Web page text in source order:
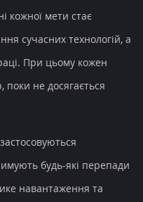
кожної мети стає
сучасних технологій, а
При цьому кожен
поки не досягається
будь-які перепади
навантаження та